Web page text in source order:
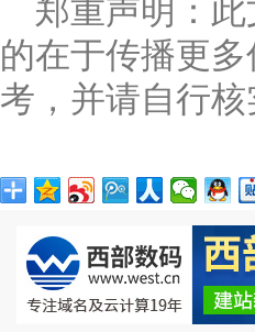
郑重声明：
的在于传播更
考，并请自行核